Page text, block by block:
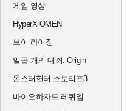
게임 영상
HyperX OMEN
브이 라이징
일곱 개의 대죄: Origin
몬스터헌터 스토리즈3
바이오하자드 레퀴엠